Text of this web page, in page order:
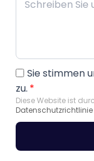
Sie stimmen
zu. *
Diese Website ist
Datenschutzrichtlinie